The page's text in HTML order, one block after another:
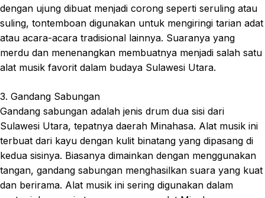
dengan ujung dibuat menjadi corong seperti seruling atau
suling, tontemboan digunakan untuk mengiringi tarian adat
atau acara-acara tradisional lainnya. Suaranya yang
merdu dan menenangkan membuatnya menjadi salah satu
alat musik favorit dalam budaya Sulawesi Utara.
3. Gandang Sabungan
Gandang sabungan adalah jenis drum dua sisi dari
Sulawesi Utara, tepatnya daerah Minahasa. Alat musik ini
terbuat dari kayu dengan kulit binatang yang dipasang di
kedua sisinya. Biasanya dimainkan dengan menggunakan
tangan, gandang sabungan menghasilkan suara yang kuat
dan berirama. Alat musik ini sering digunakan dalam